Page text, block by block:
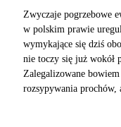
Zwyczaje pogrzebowe
w polskim prawie
wymykające się dziś
nie toczy się już wokół
Zalegalizowane
rozsypywania prochów,